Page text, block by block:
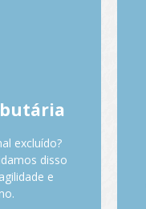
excluído?
disso
e
dias:
CNPJ
Multas
travado
herdados